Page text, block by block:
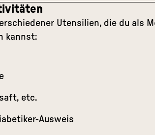
Utensilien, die du als
kannst:
etc.
Ausweis